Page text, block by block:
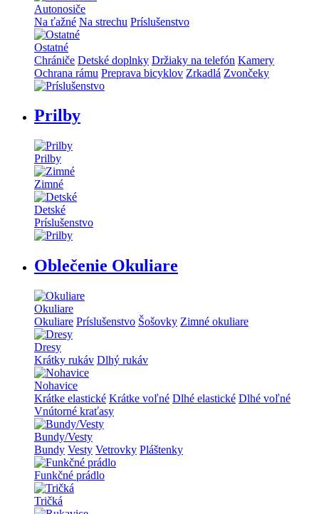
Autonosiče
Na ťažné Na strechu Príslušenstvo
Ostatné
Chrániče Detské doplnky Držiaky na telefón Kamery
Ochrana rámu Preprava bicyklov Zrkadlá Zvončeky
Prilby
Prilby
Zimné
Detské
Príslušenstvo
Oblečenie Okuliare
Okuliare
Okuliare Príslušenstvo Šošovky Zimné okuliare
Dresy
Krátky rukáv Dlhý rukáv
Nohavice
Krátke elastické Krátke voľné Dlhé elastické Dlhé voľné
Vnútorné kraťasy
Bundy/Vesty
Bundy Vesty Vetrovky Pláštenky
Funkčné prádlo
Tričká